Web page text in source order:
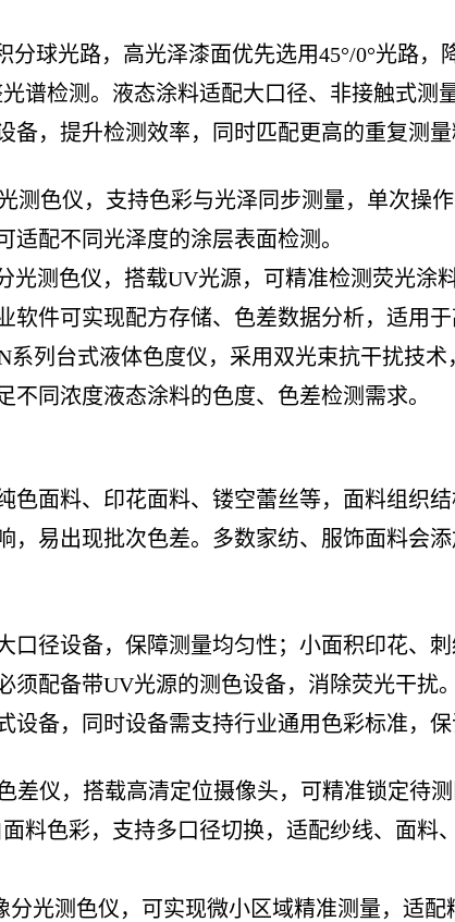
分球光路，高光泽漆面优先选用45°/0°光路
谱检测。液态涂料适配大口径、非接触式测
，提升检测效率，同时匹配更高的重复测量
测色仪，支持色彩与光泽同步测量，单次操
配不同光泽度的涂层表面检测。
光测色仪，搭载UV光源，可精准检测荧光涂
件可实现配方存储、色差数据分析，适用
系列台式液体色度仪，采用双光束抗干扰技
同浓度液态涂料的色度、色差检测需求。
色面料、印花面料、镂空蕾丝等，面料组织
，易出现批次色差。多数家纺、服饰面料会
口径设备，保障测量均匀性；小面积印花、
须配备带UV光源的测色设备，消除荧光干扰
备，同时设备需支持行业通用色彩标准，保
差仪，搭载高清定位摄像头，可精准锁定待
料色彩，支持多口径切换，适配纱线、面料
分光测色仪，可实现微小区域精准测量，适